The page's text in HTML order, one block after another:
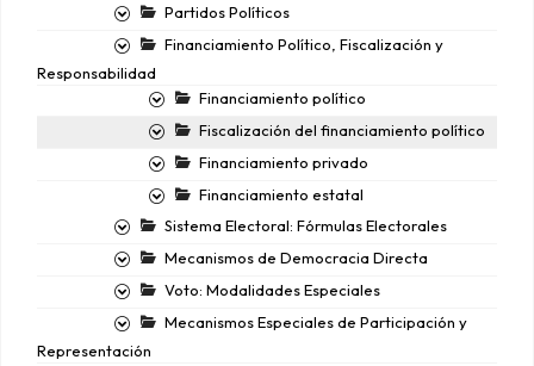
Partidos Políticos
Financiamiento Político, Fiscalización y
Responsabilidad
Financiamiento político
Fiscalización del financiamiento político
Financiamiento privado
Financiamiento estatal
Sistema Electoral: Fórmulas Electorales
Mecanismos de Democracia Directa
Voto: Modalidades Especiales
Mecanismos Especiales de Participación y
Representación